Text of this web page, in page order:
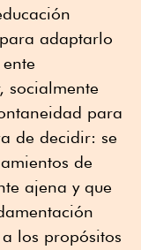
adaptarlo
socialmente
para
de decidir: se
de
ajena y que
los propósitos